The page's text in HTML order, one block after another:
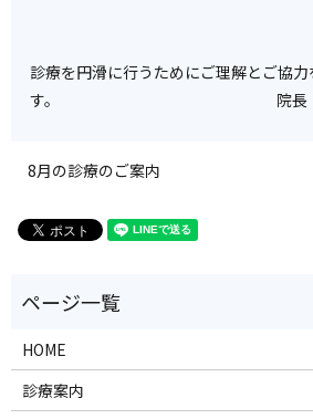
診療を円滑に行うためにご理解とご協
す。 院長
8月の診療のご案内
HOME
診療案内